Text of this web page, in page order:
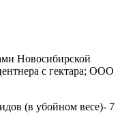
Новосибирской
с гектара; ООО
(в убойном весе)- 7